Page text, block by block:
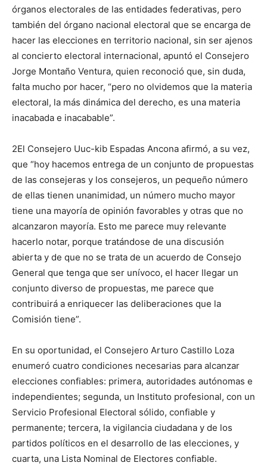
órganos electorales de las entidades federativas, pero
también del órgano nacional electoral que se encarga de
hacer las elecciones en territorio nacional, sin ser ajenos
al concierto electoral internacional, apuntó el Consejero
Jorge Montaño Ventura, quien reconoció que, sin duda,
falta mucho por hacer, “pero no olvidemos que la materia
electoral, la más dinámica del derecho, es una materia
inacabada e inacabable”.
2El Consejero Uuc-kib Espadas Ancona afirmó, a su vez,
que “hoy hacemos entrega de un conjunto de propuestas
de las consejeras y los consejeros, un pequeño número
de ellas tienen unanimidad, un número mucho mayor
tiene una mayoría de opinión favorables y otras que no
alcanzaron mayoría. Esto me parece muy relevante
hacerlo notar, porque tratándose de una discusión
abierta y de que no se trata de un acuerdo de Consejo
General que tenga que ser unívoco, el hacer llegar un
conjunto diverso de propuestas, me parece que
contribuirá a enriquecer las deliberaciones que la
Comisión tiene”.
En su oportunidad, el Consejero Arturo Castillo Loza
enumeró cuatro condiciones necesarias para alcanzar
elecciones confiables: primera, autoridades autónomas e
independientes; segunda, un Instituto profesional, con un
Servicio Profesional Electoral sólido, confiable y
permanente; tercera, la vigilancia ciudadana y de los
partidos políticos en el desarrollo de las elecciones, y
cuarta, una Lista Nominal de Electores confiable.